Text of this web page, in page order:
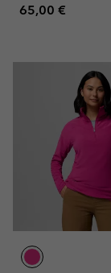
Regular price:
65,00 €